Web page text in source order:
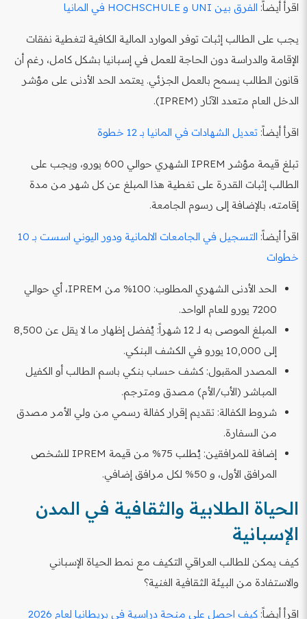
اقرأ أيضاً: الفرق بين UNI و HOCHSCHULE في المانيا
يجب على الطالب إثبات توفر الموارد المالية الكافية لتغطية نفقات
الإقامة والدراسة دون الحاجة للعمل في إسبانيا بشكل كامل، رغم أن
قانون الطالب يسمح بالعمل الجزئي. يعتمد الحد الأدنى على مؤشر
الدخل العام متعدد الآثار (IPREM).
اقرأ أيضاً: تعديل الشهادات في المانيا بـ 12 خطوة
تبلغ قيمة مؤشر IPREM الشهري حوالي 600 يورو، ويجب على
الطالب إثبات القدرة على تغطية هذا المبلغ عن كل شهر من مدة
إقامته، بالإضافة إلى رسوم الجامعة.
اقرأ أيضاً:
التسجيل في الجامعات الالمانية ودور اليوني اسست بـ 10
خطوات
الحد الأدنى الشهري المطلوب: 100% من IPREM، أي حوالي
7200 يورو للعام الواحد.
المبلغ الموصى به لـ 12 شهراً: يُفضل إظهار ما لا يقل عن 8,500
إلى 10,000 يورو في الكشف البنكي.
المصدر المقبول: كشف حساب بنكي باسم الطالب أو الكفيل
المباشر (الأب/الأم) مصدق ومترجم.
شروط الكفالة: تقديم إقرار كفالة رسمي من ولي الأمر مصدق
من السفارة.
إضافة للمرافقين: يُطلب 75% من قيمة IPREM للشخص
المرافق الأول، و 50% لكل مرافق إضافي.
الحياة الطلابية والثقافية في المدن
الإسبانية
كيف يمكن للطالب العراقي التكيف مع نمط الحياة الإسباني
والاستفادة من البيئة الثقافية الغنية؟
اقرأ أيضاً: كيف احصل على منحة دراسية في بريطانيا لعام 2026